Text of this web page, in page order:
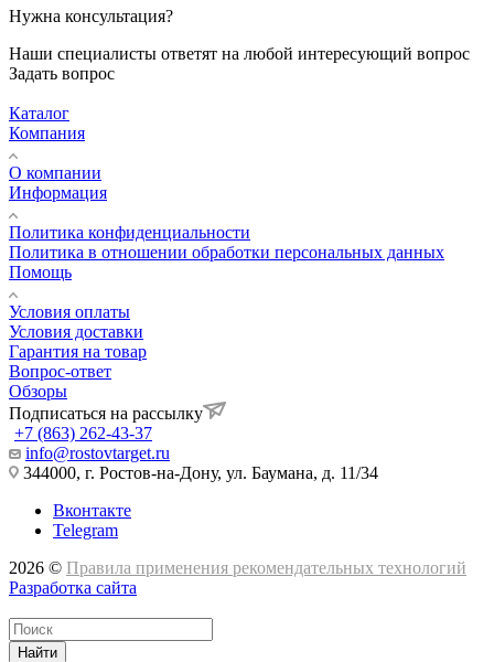
Нужна консультация?
Наши специалисты ответят на любой интересующий вопрос
Задать вопрос
Каталог
Компания
О компании
Информация
Политика конфиденциальности
Политика в отношении обработки персональных данных
Помощь
Условия оплаты
Условия доставки
Гарантия на товар
Вопрос-ответ
Обзоры
Подписаться на рассылку
+7 (863) 262-43-37
info@rostovtarget.ru
344000, г. Ростов-на-Дону, ул. Баумана, д. 11/34
Вконтакте
Telegram
2026 © Правила применения рекомендательных технологий
Разработка сайта
Найти